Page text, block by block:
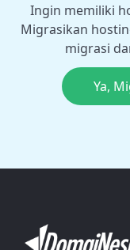
Ingin memiliki
Migrasikan
migrasi
Ya,